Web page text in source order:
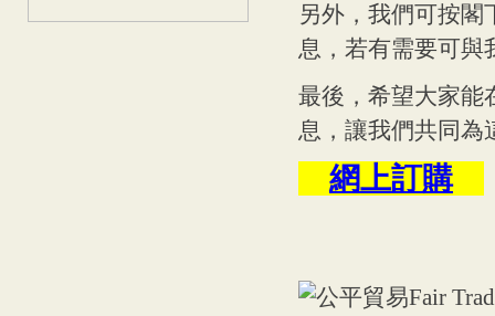
另外，我們可按
息，若有需要可與
最後，希望大家能
息，讓我們共同為
網上訂購